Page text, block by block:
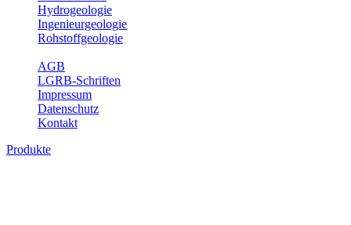
Hydrogeologie
Ingenieurgeologie
Rohstoffgeologie
AGB
LGRB-Schriften
Impressum
Datenschutz
Kontakt
Produkte